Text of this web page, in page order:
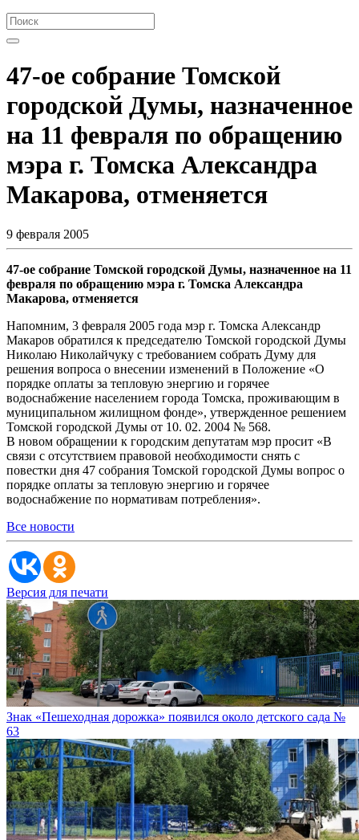
47-ое собрание Томской
городской Думы, назначенное
на 11 февраля по обращению
мэра г. Томска Александра
Макарова, отменяется
9 февраля 2005
47-ое собрание Томской городской Думы, назначенное на 11
февраля по обращению мэра г. Томска Александра
Макарова, отменяется
Напомним, 3 февраля 2005 года мэр г. Томска Александр
Макаров обратился к председателю Томской городской Думы
Николаю Николайчуку с требованием собрать Думу для
решения вопроса о внесении изменений в Положение «О
порядке оплаты за тепловую энергию и горячее
водоснабжение населением города Томска, проживающим в
муниципальном жилищном фонде», утвержденное решением
Томской городской Думы от 10. 02. 2004 № 568.
В новом обращении к городским депутатам мэр просит «В
связи с отсутствием правовой необходимости снять с
повестки дня 47 собрания Томской городской Думы вопрос о
порядке оплаты за тепловую энергию и горячее
водоснабжение по нормативам потребления».
Все новости
Версия для печати
Знак «Пешеходная дорожка» появился около детского сада №
63